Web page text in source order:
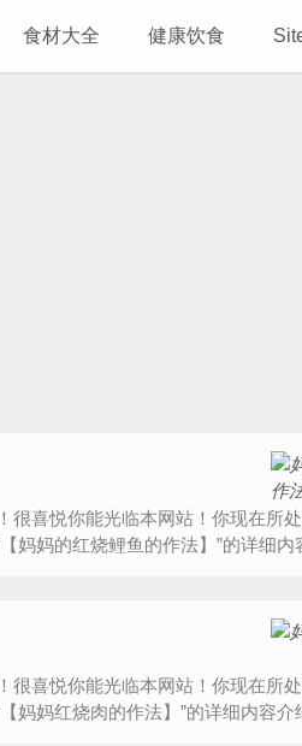
食材大全 健康饮食
很喜悦你能光临本网站！你现在所
妈妈的红烧鲤鱼的作法】”的详细内
很喜悦你能光临本网站！你现在所
妈妈红烧肉的作法】”的详细内容介